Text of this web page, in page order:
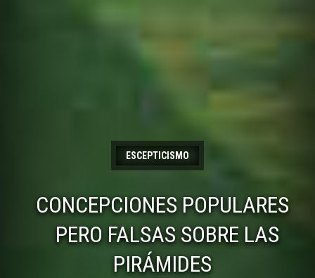
ESCEPTICISMO
CONCEPCIONES POPULARES
PERO FALSAS SOBRE LAS
PIRÁMIDES